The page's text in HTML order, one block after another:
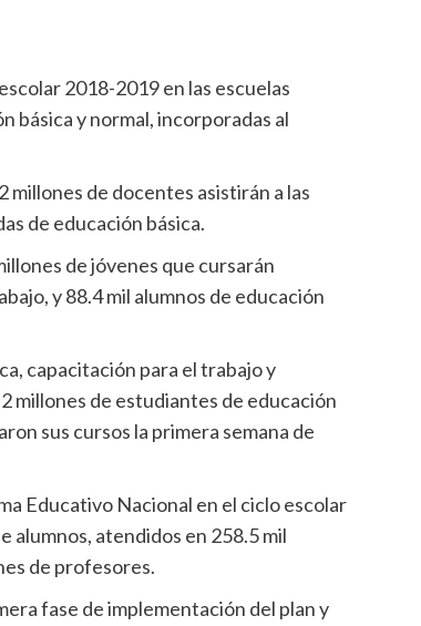
2018-2019 en las escuelas
básica y normal, incorporadas al
millones de docentes asistirán a las
de educación básica.
de jóvenes que cursarán
y 88.4 mil alumnos de educación
capacitación para el trabajo y
millones de estudiantes de educación
sus cursos la primera semana de
Educativo Nacional en el ciclo escolar
alumnos, atendidos en 258.5 mil
de profesores.
fase de implementación del plan y